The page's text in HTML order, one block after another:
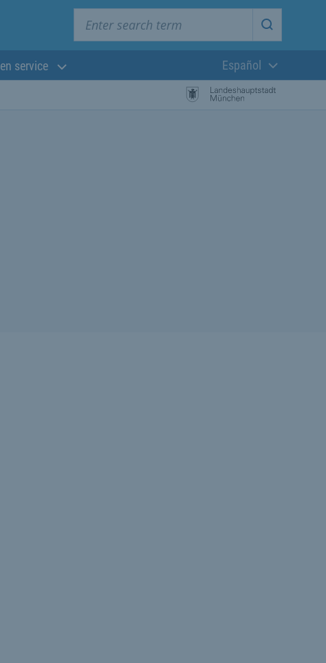
Start
service
Lengua actual:
Español